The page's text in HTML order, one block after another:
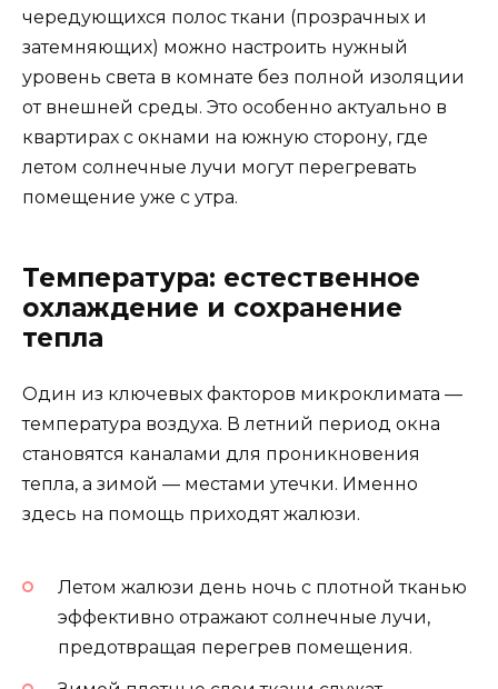
чередующихся полос ткани (прозрачных и
затемняющих) можно настроить нужный
уровень света в комнате без полной изоляции
от внешней среды. Это особенно актуально в
квартирах с окнами на южную сторону, где
летом солнечные лучи могут перегревать
помещение уже с утра.
Температура: естественное
охлаждение и сохранение
тепла
Один из ключевых факторов микроклимата —
температура воздуха. В летний период окна
становятся каналами для проникновения
тепла, а зимой — местами утечки. Именно
здесь на помощь приходят жалюзи.
Летом жалюзи день ночь с плотной тканью
эффективно отражают солнечные лучи,
предотвращая перегрев помещения.